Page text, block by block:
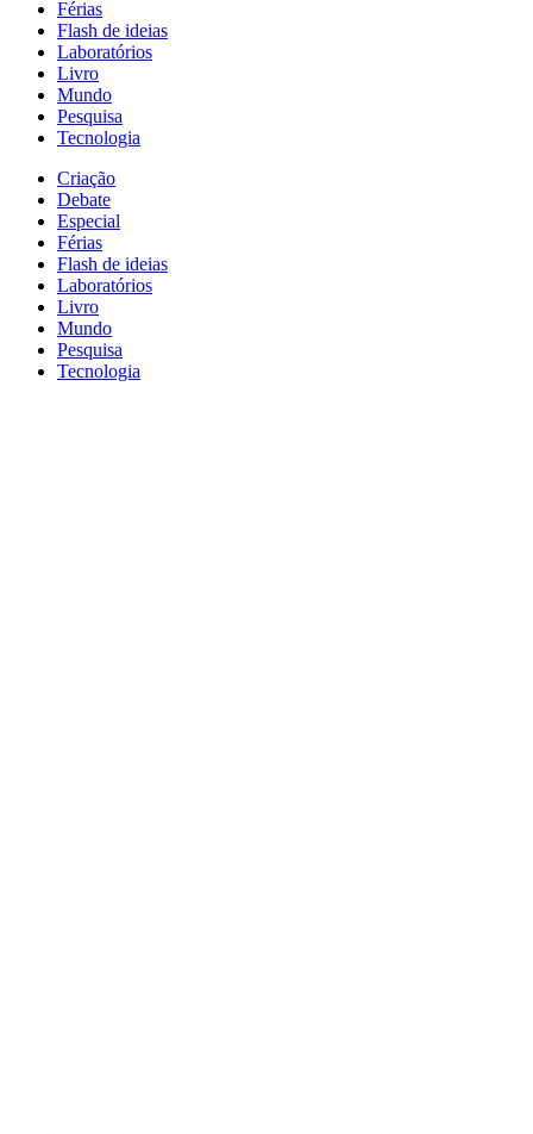
Férias
Flash de ideias
Laboratórios
Livro
Mundo
Pesquisa
Tecnologia
Criação
Debate
Especial
Férias
Flash de ideias
Laboratórios
Livro
Mundo
Pesquisa
Tecnologia